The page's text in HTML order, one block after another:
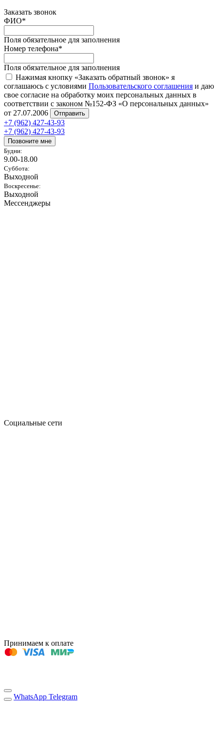
Заказать звонок
ФИО*
Поля обязательное для заполнения
Номер телефона*
Поля обязательное для заполнения
Нажимая кнопку «Заказать обратный звонок» я
соглашаюсь с условиями Пользовательского соглашения и даю
свое согласие на обработку моих персональных данных в
соответствии с законом №152-ФЗ «О персональных данных»
от 27.07.2006
Отправить
+7 (962) 427-43-93
+7 (962) 427-43-93
Позвоните мне
Будни:
9.00-18.00
Суббота:
Выходной
Воскресенье:
Выходной
Мессенджеры
Социальные сети
Принимаем к оплате
WhatsApp Telegram